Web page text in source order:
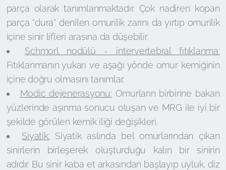
parça olarak tanımlanmaktadır. Çok nadiren kopan
parça “dura” denilen omurilik zarını da yırtıp omurilik
içine sinir lifleri arasına da düşebilir.
Schmorl nodülü - intervertebral fıtıklanma:
Fıtıklanmanın yukarı ve aşağı yönde omur kemiğinin
içine doğru olmasını tanımlar.
Modic dejenerasyonu: Omurların birbirine bakan
yüzlerinde aşınma sonucu oluşan ve MRG ile iyi bir
şekilde görülen kemik iliği değişikleri.
Siyatik: Siyatik aslında bel omurlarından çıkan
sinirlerin birleşerek oluşturduğu kalın bir sinirin
adıdır. Bu sinir kaba et arkasından başlayıp uyluk, diz